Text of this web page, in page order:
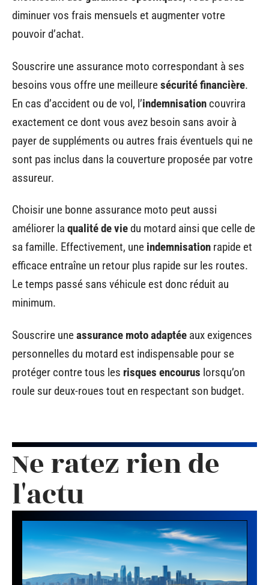
diminuer vos frais mensuels et augmenter votre
pouvoir d’achat.
Souscrire une assurance moto correspondant à ses
besoins vous offre une meilleuresécurité financière.
En cas d’accident ou de vol, l’indemnisation couvrira
exactement ce dont vous avez besoin sans avoir à
payer de suppléments ou autres frais éventuels qui ne
sont pas inclus dans la couverture proposée par votre
assureur.
Choisir une bonne assurance moto peut aussi
améliorer la qualité de viedu motard ainsi que celle de
sa famille. Effectivement, une indemnisation rapide et
efficace entraîne un retour plus rapide sur les routes.
Le temps passé sans véhicule est donc réduit au
minimum.
Souscrire uneassurance moto adaptée aux exigences
personnelles du motard est indispensable pour se
protéger contre tous les risques encourus lorsqu’on
roule sur deux-roues tout en respectant son budget.
Ne ratez rien de
l'actu